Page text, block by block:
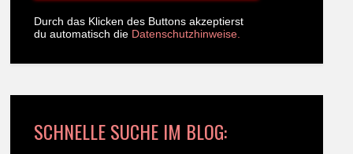
Durch das Klicken des Buttons akzeptierst
du automatisch die Datenschutzhinweise.
SCHNELLE SUCHE IM BLOG: